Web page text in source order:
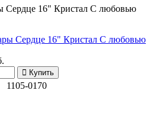
Сердце 16" Кристал С любовью
Купить
1105-0170